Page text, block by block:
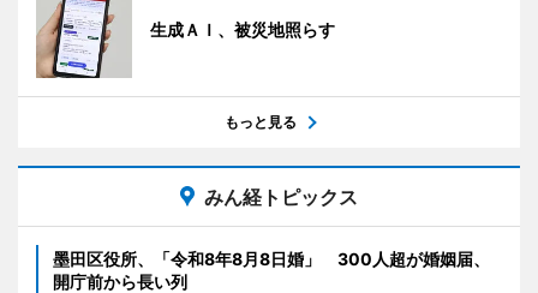
生成ＡＩ、被災地照らす
もっと見る
みん経トピックス
墨田区役所、「令和8年8月8日婚」 300人超が婚姻届、
開庁前から長い列